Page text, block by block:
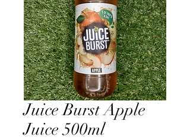
Juice Burst Apple
Juice 500ml